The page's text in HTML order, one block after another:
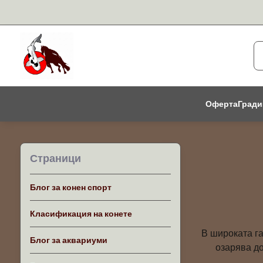
Оферта
В широката
озарява
Страници
Блог за конен спорт
Класификация на конете
Блог за аквариуми